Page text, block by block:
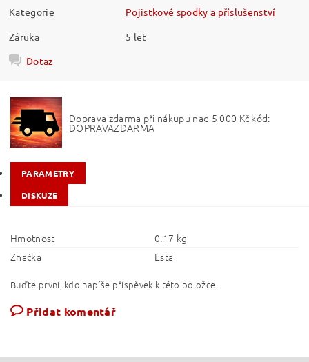
Kategorie
Pojistkové spodky a příslušenství
Záruka
5 let
Dotaz
Doprava zdarma při nákupu nad 5 000 Kč kód:
DOPRAVAZDARMA
PARAMETRY
DISKUZE
Hmotnost
0.17 kg
Značka
Esta
Buďte první, kdo napíše příspěvek k této položce.
Přidat komentář